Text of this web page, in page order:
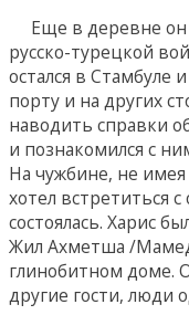
Еще в деревне он
русско-турецкой
остался в Стамбуле
порту и на других
наводить справки
и познакомился с
На чужбине, не
хотел встретиться
состоялась. Харис
Жил Ахметша /Мамед
глинобитном доме.
другие гости, люди